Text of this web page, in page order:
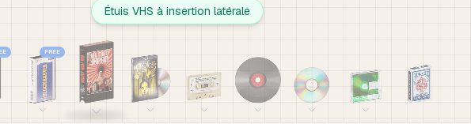
Étuis VHS à insertion latérale
FREE